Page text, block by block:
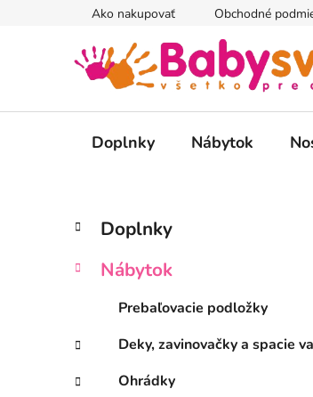
Ako nakupovať Obchodné
Doplnky Nábytok
B
č
p
a
n
Preskočiť
kategórie
K
a
e
i
e
Doplnky
Nábytok
Prebaľovacie podložky
Deky, zavinovačky a spacie
Ohrádky